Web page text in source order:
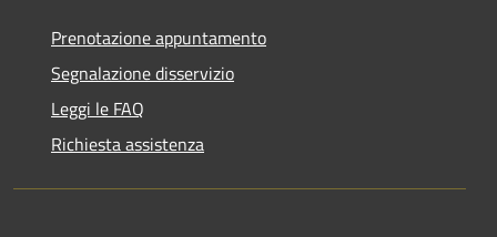
Prenotazione appuntamento
Segnalazione disservizio
Leggi le FAQ
Richiesta assistenza